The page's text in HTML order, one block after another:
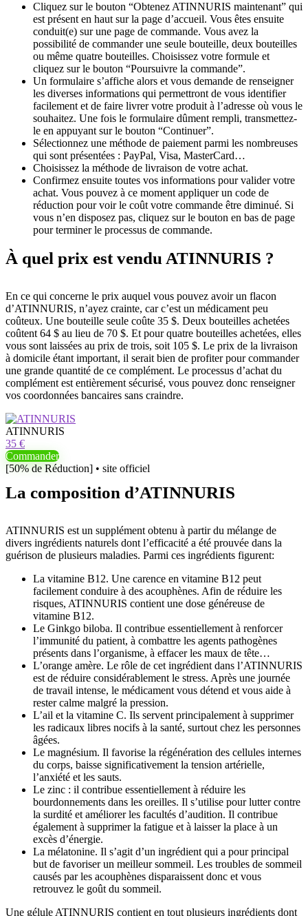
Cliquez sur le bouton “Obtenez ATINNURIS maintenant” qui
est présent en haut sur la page d’accueil. Vous êtes ensuite
conduit(e) sur une page de commande. Vous avez la
possibilité de commander une seule bouteille, deux bouteilles
ou même quatre bouteilles. Choisissez votre formule et
cliquez sur le bouton “Poursuivre la commande”.
Un formulaire s’affiche alors et vous demande de renseigner
les diverses informations qui permettront de vous identifier
facilement et de faire livrer votre produit à l’adresse où vous le
souhaitez. Une fois le formulaire dûment rempli, transmettez-
le en appuyant sur le bouton “Continuer”.
Sélectionnez une méthode de paiement parmi les nombreuses
qui sont présentées : PayPal, Visa, MasterCard…
Choisissez la méthode de livraison de votre achat.
Confirmez ensuite toutes vos informations pour valider votre
achat. Vous pouvez à ce moment appliquer un code de
réduction pour voir le coût votre commande être diminué. Si
vous n’en disposez pas, cliquez sur le bouton en bas de page
pour terminer le processus de commande.
À quel prix est vendu ATINNURIS ?
En ce qui concerne le prix auquel vous pouvez avoir un flacon
d’ATINNURIS, n’ayez crainte, car c’est un médicament peu
coûteux. Une bouteille seule coûte 35 $. Deux bouteilles achetées
coûtent 64 $ au lieu de 70 $. Et pour quatre bouteilles achetées, elles
vous sont laissées au prix de trois, soit 105 $. Le prix de la livraison
à domicile étant important, il serait bien de profiter pour commander
une grande quantité de ce complément. Le processus d’achat du
complément est entièrement sécurisé, vous pouvez donc renseigner
vos coordonnées bancaires sans craindre.
ATINNURIS
35 €
Commander
[50% de Réduction] • site officiel
La composition d’ATINNURIS
ATINNURIS est un supplément obtenu à partir du mélange de
divers ingrédients naturels dont l’efficacité a été prouvée dans la
guérison de plusieurs maladies. Parmi ces ingrédients figurent:
La vitamine B12. Une carence en vitamine B12 peut
facilement conduire à des acouphènes. Afin de réduire les
risques, ATINNURIS contient une dose généreuse de
vitamine B12.
Le Ginkgo biloba. Il contribue essentiellement à renforcer
l’immunité du patient, à combattre les agents pathogènes
présents dans l’organisme, à effacer les maux de tête…
L’orange amère. Le rôle de cet ingrédient dans l’ATINNURIS
est de réduire considérablement le stress. Après une journée
de travail intense, le médicament vous détend et vous aide à
rester calme malgré la pression.
L’ail et la vitamine C. Ils servent principalement à supprimer
les radicaux libres nocifs à la santé, surtout chez les personnes
âgées.
Le magnésium. Il favorise la régénération des cellules internes
du corps, baisse significativement la tension artérielle,
l’anxiété et les sauts.
Le zinc : il contribue essentiellement à réduire les
bourdonnements dans les oreilles. Il s’utilise pour lutter contre
la surdité et améliorer les facultés d’audition. Il contribue
également à supprimer la fatigue et à laisser la place à un
excès d’énergie.
La mélatonine. Il s’agit d’un ingrédient qui a pour principal
but de favoriser un meilleur sommeil. Les troubles de sommeil
causés par les acouphènes disparaissent donc et vous
retrouvez le goût du sommeil.
Une gélule ATINNURIS contient en tout plusieurs ingrédients dont